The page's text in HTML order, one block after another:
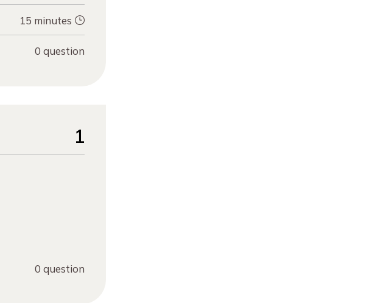
15 minutes
0 question
1
0 question